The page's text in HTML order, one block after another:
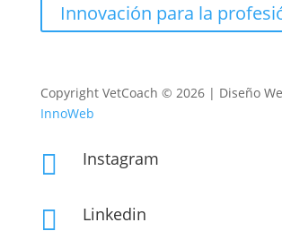
Innovación para la
CopyrightVetCoach © 2026 | Diseño
InnoWeb
 Instagram
 Linkedin